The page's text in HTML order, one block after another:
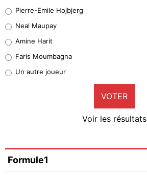
5%
1%
9%
Faris Moumbagna
4%
Pierre-Emile Hojbjerg
Neal Maupay
Amine Harit
Faris Moumbagna
Un autre joueur
VOTER
Voir les résultats
Formule1